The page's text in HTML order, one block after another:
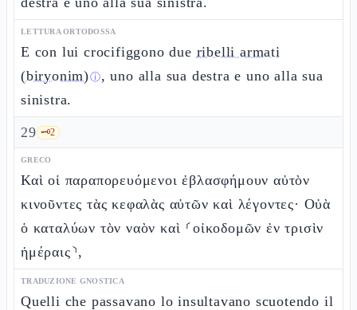
LETTURA ORTODOSSA
E con lui crocifiggono due ribelli armati
(biryonim)ⓘ, uno alla sua destra e uno alla sua
sinistra.
29 🗝️2
GRECO
Καὶ οἱ παραπορευόμενοι ἐβλασφήμουν αὐτὸν
κινοῦντες τὰς κεφαλὰς αὐτῶν καὶ λέγοντες· Οὐὰ
ὁ καταλύων τὸν ναὸν καὶ ⸂οἰκοδομῶν ἐν τρισὶν
ἡμέραις⸃,
TRADUZIONE GNOSTICA
Quelli che passavano lo insultavano scuotendo il